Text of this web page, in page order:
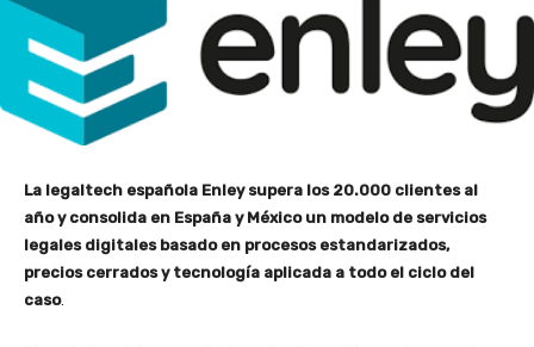
La legaltech española Enley supera los 20.000 clientes al
año y consolida en España y México un modelo de servicios
legales digitales basado en procesos estandarizados,
precios cerrados y tecnología aplicada a todo el ciclo del
caso.